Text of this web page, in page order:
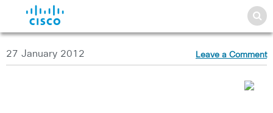
27 January 2012 Leave a Comment